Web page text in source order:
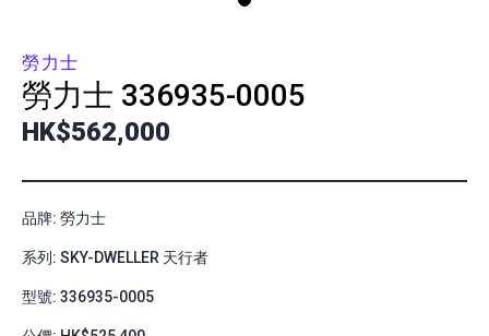
勞力士
勞力士 336935-0005
HK$562,000
品牌: 勞力士
系列: SKY-DWELLER 天行者
型號: 336935-0005